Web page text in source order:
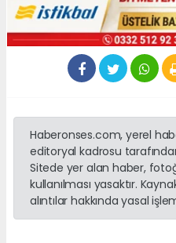
Haberonses.com, yerel
editoryal kadrosu
Sitede yer alan haber,
kullanılması yasaktır.
alıntılar hakkında yasal